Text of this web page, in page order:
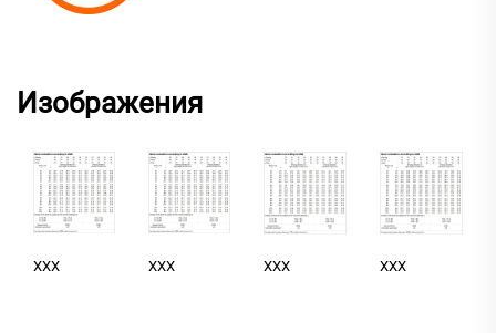
Изображения
XXX XXX XXX XXX